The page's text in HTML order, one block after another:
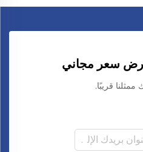
سعر مجاني
قريبًا.